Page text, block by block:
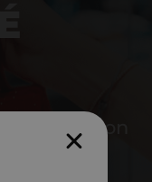
5 % à